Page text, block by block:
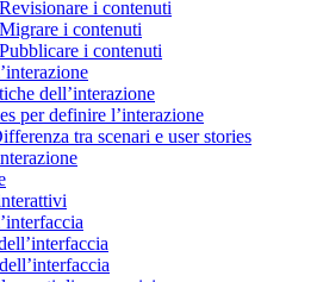
i contenuti
i contenuti
i contenuti
dell’interazione
per definire l’interazione
tra scenari e user stories